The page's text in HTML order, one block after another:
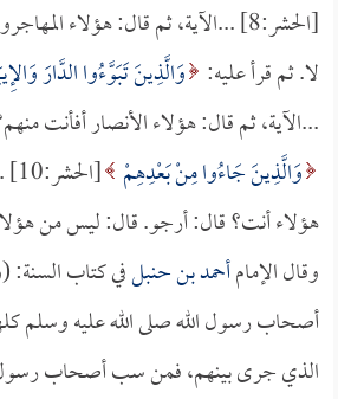
[الحشر:8] ...الآية، ثم قال: هؤلاء
لا. ثم قرأ عليه: وَالَّذِينَ تَبَوَّءُوا الدَّارَ
...الآية، ثم قال: هؤلاء الأنصار أفأنت
وَالَّذِينَ جَاءُوا مِنْ بَعْدِهِمْ
هؤلاء أنت؟ قال: أرجو. قال: ليس من
وقال الإمامأحمد بن حنبلفي كتاب السنة:
أصحاب رسول الله صلى الله عليه وسلم
الذي جرى بينهم، فمن سب أصحاب رسول